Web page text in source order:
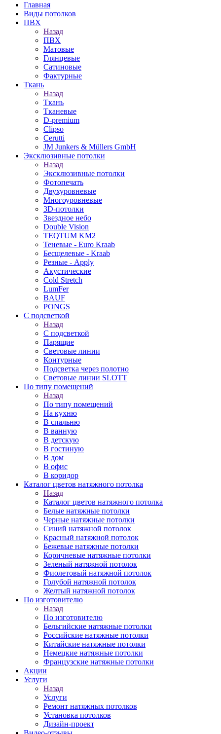
Главная
Виды потолков
ПВХ
Назад
ПВХ
Матовые
Глянцевые
Сатиновые
Фактурные
Ткань
Назад
Ткань
Тканевые
D-premium
Clipso
Cerutti
JM Junkers & Müllers GmbH
Эксклюзивные потолки
Назад
Эксклюзивные потолки
Фотопечать
Двухуровневые
Многоуровневые
3D-потолки
Звездное небо
Double Vision
TEQTUM KM2
Теневые - Euro Kraab
Бесщелевые - Kraab
Резные - Apply
Акустические
Cold Stretch
LumFer
BAUF
PONGS
С подсветкой
Назад
С подсветкой
Парящие
Световые линии
Контурные
Подсветка через полотно
Световые линии SLOTT
По типу помещений
Назад
По типу помещений
На кухню
В спальню
В ванную
В детскую
В гостиную
В дом
В офис
В коридор
Каталог цветов натяжного потолка
Назад
Каталог цветов натяжного потолка
Белые натяжные потолки
Черные натяжные потолки
Синий натяжной потолок
Красный натяжной потолок
Бежевые натяжные потолки
Коричневые натяжные потолки
Зеленый натяжной потолок
Фиолетовый натяжной потолок
Голубой натяжной потолок
Желтый натяжной потолок
По изготовителю
Назад
По изготовителю
Бельгийские натяжные потолки
Российские натяжные потолки
Китайские натяжные потолки
Немецкие натяжные потолки
Французские натяжные потолки
Акции
Услуги
Назад
Услуги
Ремонт натяжных потолков
Установка потолков
Дизайн-проект